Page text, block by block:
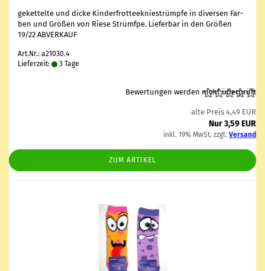
ge­ket­tel­te und dicke Kin­der­frot­tee­knie­strümp­fe in di­ver­sen Far­
ben und Grö­ßen von Riese Strümf­pe. Lie­fer­bar in den Grö­ßen
19/22 AB­VER­KAUF
Art.Nr.: a21030.4
Lieferzeit:
3 Tage
Bewertungen werden nicht überprüft
alte Preis 4,49 EUR
Nur 3,59 EUR
inkl. 19% MwSt. zzgl. Versand
ZUM ARTIKEL